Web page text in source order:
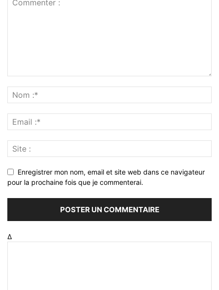
Enregistrer mon nom, email et site web dans ce navigateur
pour la prochaine fois que je commenterai.
Δ